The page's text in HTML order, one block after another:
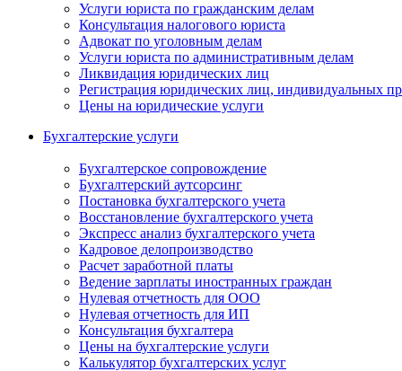
Услуги юриста по гражданским делам
Консультация налогового юриста
Адвокат по уголовным делам
Услуги юриста по административным делам
Ликвидация юридических лиц
Регистрация юридических лиц, индивидуальных
Цены на юридические услуги
Бухгалтерские услуги
Бухгалтерское сопровождение
Бухгалтерский аутсорсинг
Постановка бухгалтерского учета
Восстановление бухгалтерского учета
Экспресс анализ бухгалтерского учета
Кадровое делопроизводство
Расчет заработной платы
Ведение зарплаты иностранных граждан
Нулевая отчетность для ООО
Нулевая отчетность для ИП
Консультация бухгалтера
Цены на бухгалтерские услуги
Калькулятор бухгалтерских услуг